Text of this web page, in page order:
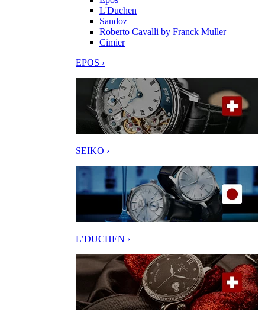
L'Duchen
Sandoz
Roberto Cavalli by Franck Muller
Cimier
EPOS ›
SEIKO ›
L’DUCHEN ›